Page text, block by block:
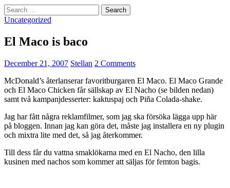
Search
for:
Uncategorized
El Maco is baco
December 21, 2007 Stellan 2 Comments
McDonald’s återlanserar favoritburgaren El Maco. El Maco Grande
och El Maco Chicken får sällskap av El Nacho (se bilden nedan)
samt två kampanjdesserter: kaktuspaj och Piña Colada-shake.
Jag har fått några reklamfilmer, som jag ska försöka lägga upp här
på bloggen. Innan jag kan göra det, måste jag installera en ny plugin
och mixtra lite med det, så jag återkommer.
Till dess får du vattna smaklökarna med en El Nacho, den lilla
kusinen med nachos som kommer att säljas för femton bagis.